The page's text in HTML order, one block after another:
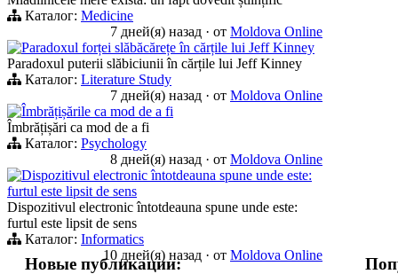
Каталог: Medicine
7 дней(я) назад · от Moldova Online
Paradoxul forței slăbăcărețe în cărțile lui Jeff Kinney
Paradoxul puterii slăbiciunii în cărțile lui Jeff Kinney
Каталог: Literature Study
7 дней(я) назад · от Moldova Online
Îmbrățișările ca mod de a fi
Îmbrățișări ca mod de a fi
Каталог: Psychology
8 дней(я) назад · от Moldova Online
Dispozitivul electronic întotdeauna spune unde este:
furtul este lipsit de sens
Dispozitivul electronic întotdeauna spune unde este:
furtul este lipsit de sens
Каталог: Informatics
10 дней(я) назад · от Moldova Online
Новые публикации: